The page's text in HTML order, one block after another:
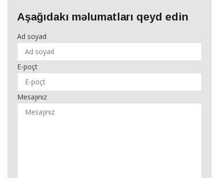
Aşağıdakı məlumatları qeyd edin
Ad soyad
E-poçt
Mesajınız